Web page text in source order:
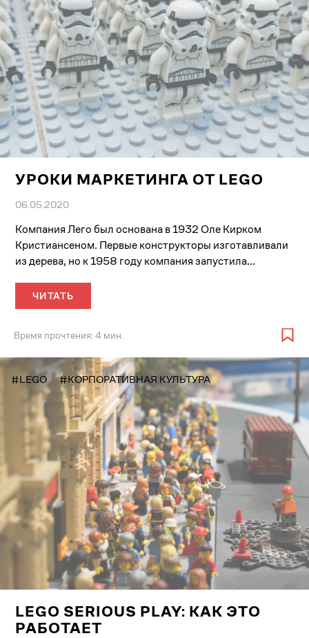
УРОКИ МАРКЕТИНГА ОТ LEGO
06.05.2020
Компания Лего был основана в 1932 Оле Кирком
Кристиансеном. Первые конструкторы изготавливали
из дерева, но к 1958 году компания запустила...
ЧИТАТЬ
Время прочтения: 4 мин.
#LEGO #КОРПОРАТИВНАЯ КУЛЬТУРА
LEGO SERIOUS PLAY: КАК ЭТО
РАБОТАЕТ